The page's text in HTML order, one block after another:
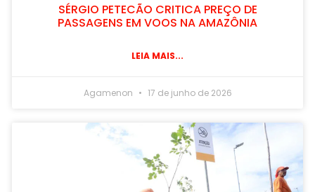
SÉRGIO PETECÃO CRITICA PREÇO DE
PASSAGENS EM VOOS NA AMAZÔNIA
LEIA MAIS...
Agamenon 17 de junho de 2026